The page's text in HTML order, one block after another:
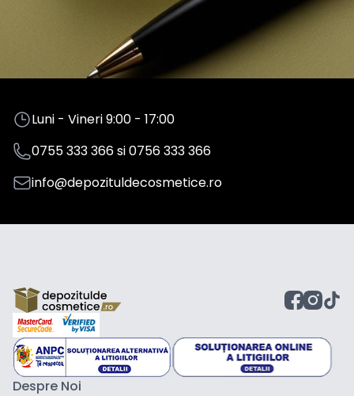
Luni - Vineri 9:00 - 17:00
0755 333 366si0756 333 366
info@depozituldecosmetice.ro
Despre Noi